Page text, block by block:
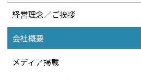
経営理念／ご挨拶
会社概要
メディア掲載